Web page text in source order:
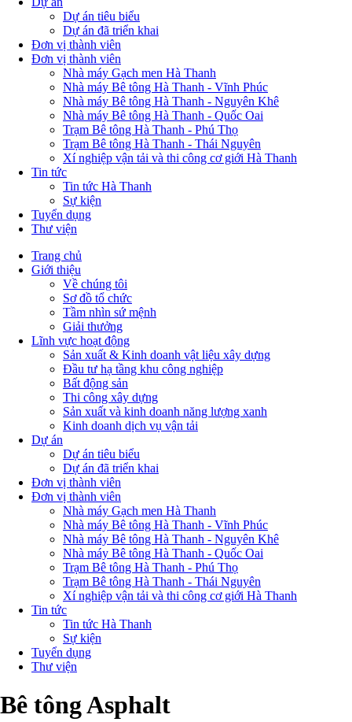
Dự án tiêu biểu
Dự án đã triển khai
Đơn vị thành viên
Đơn vị thành viên
Nhà máy Gạch men Hà Thanh
Nhà máy Bê tông Hà Thanh - Vĩnh Phúc
Nhà máy Bê tông Hà Thanh - Nguyên Khê
Nhà máy Bê tông Hà Thanh - Quốc Oai
Trạm Bê tông Hà Thanh - Phú Thọ
Trạm Bê tông Hà Thanh - Thái Nguyên
Xí nghiệp vận tải và thi công cơ giới Hà Thanh
Tin tức
Tin tức Hà Thanh
Sự kiện
Tuyển dụng
Thư viện
Main
Trang chủ
Giới thiệu
Về chúng tôi
Sơ đồ tổ chức
Tầm nhìn sứ mệnh
Giải thưởng
Lĩnh vực hoạt động
Sản xuất & Kinh doanh vật liệu xây dựng
Đầu tư hạ tầng khu công nghiệp
Bất động sản
Thi công xây dựng
Sản xuất và kinh doanh năng lượng xanh
Kinh doanh dịch vụ vận tải
Dự án
Dự án tiêu biểu
Dự án đã triển khai
Đơn vị thành viên
Đơn vị thành viên
Nhà máy Gạch men Hà Thanh
Nhà máy Bê tông Hà Thanh - Vĩnh Phúc
Nhà máy Bê tông Hà Thanh - Nguyên Khê
Nhà máy Bê tông Hà Thanh - Quốc Oai
Trạm Bê tông Hà Thanh - Phú Thọ
Trạm Bê tông Hà Thanh - Thái Nguyên
Xí nghiệp vận tải và thi công cơ giới Hà Thanh
Tin tức
Tin tức Hà Thanh
Sự kiện
Tuyển dụng
Thư viện
Bê tông Asphalt